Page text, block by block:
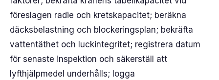
föreslagen radie och kretskapacitet; beräkna
däcksbelastning och blockeringsplan; bekräfta
vattentäthet och luckintegritet; registrera datum
för senaste inspektion och säkerställ att
lyfthjälpmedel underhålls; logga